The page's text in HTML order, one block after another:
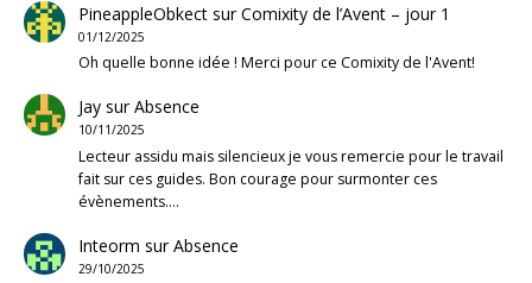
PineappleObkectsurComixity de l’Avent – jour 1
01/12/2025
Oh quelle bonne idée ! Merci pour ce Comixity de l'Avent!
JaysurAbsence
10/11/2025
Lecteur assidu mais silencieux je vous remercie pour le travail
fait sur ces guides. Bon courage pour surmonter ces
évènements.…
Inteorm surAbsence
29/10/2025